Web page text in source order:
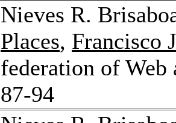
Nieves R.
Places, Francisco
federation of Web
87-94